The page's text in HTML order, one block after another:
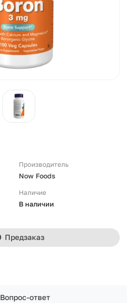
Производитель
Now Foods
Наличие
В наличии
Предзаказ
Вопрос-ответ